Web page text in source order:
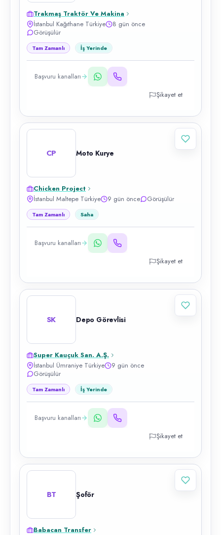
Trakmaş Traktör Ve Makina
İstanbul Kağıthane Türkiye
8 gün önce
Görüşülür
Tam Zamanlı İş Yerinde
Başvuru kanalları
Şikayet et
CP Moto Kurye
Chicken Project
İstanbul Maltepe Türkiye
9 gün önce Görüşülür
Tam Zamanlı Saha
Başvuru kanalları
Şikayet et
SK Depo Görevlisi
Super Kauçuk San. A.Ş.
İstanbul Ümraniye Türkiye
9 gün önce
Görüşülür
Tam Zamanlı İş Yerinde
Başvuru kanalları
Şikayet et
BT Şoför
Babacan Transfer